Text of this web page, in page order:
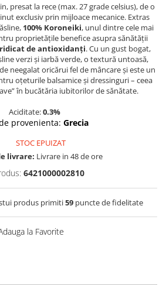
presat la rece (max. 27 grade celsius), de o
exclusiv prin mijloace mecanice. Extras
100% Koroneiki, unul dintre cele mai
proprietățile benefice asupra sănătății
de antioxidanți. Cu un gust bogat,
verzi și iarbă verde, o textură untoasă,
neegalat oricărui fel de mâncare și este un
oțeturile balsamice și dressinguri – ceea
în bucătăria iubitorilor de sănătate.
Aciditate:0.3%
provenienta: Grecia
STOC EPUIZAT
livrare: Livrare in 48 de ore
6421000002810
produs primiti59puncte de fidelitate
la Favorite